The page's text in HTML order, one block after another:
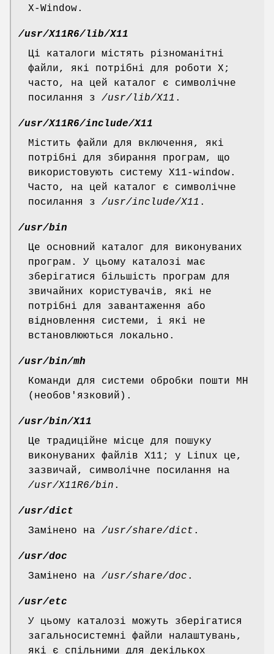
X-Window.
/usr/X11R6/lib/X11
Ці каталоги містять різноманітні
файли, які потрібні для роботи X;
часто, на цей каталог є символічне
посилання з /usr/lib/X11 .
/usr/X11R6/include/X11
Містить файли для включення, які
потрібні для збирання програм, що
використовують систему X11-window.
Часто, на цей каталог є символічне
посилання з /usr/include/X11 .
/usr/bin
Це основний каталог для виконуваних
програм. У цьому каталозі має
зберігатися більшість програм для
звичайних користувачів, які не
потрібні для завантаження або
відновлення системи, і які не
встановлюються локально.
/usr/bin/mh
Команди для системи обробки пошти MH
(необов'язковий).
/usr/bin/X11
Це традиційне місце для пошуку
виконуваних файлів X11; у Linux це,
зазвичай, символічне посилання на
/usr/X11R6/bin .
/usr/dict
Замінено на /usr/share/dict .
/usr/doc
Замінено на /usr/share/doc .
/usr/etc
У цьому каталозі можуть зберігатися
загальносистемні файли налаштувань,
які є спільними для декількох